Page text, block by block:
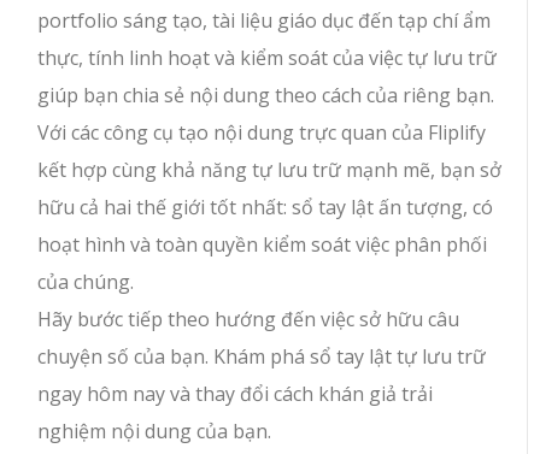
portfolio sáng tạo, tài liệu giáo dục đến tạp chí ẩm
thực, tính linh hoạt và kiểm soát của việc tự lưu trữ
giúp bạn chia sẻ nội dung theo cách của riêng bạn.
Với các công cụ tạo nội dung trực quan của Fliplify
kết hợp cùng khả năng tự lưu trữ mạnh mẽ, bạn sở
hữu cả hai thế giới tốt nhất: sổ tay lật ấn tượng, có
hoạt hình và toàn quyền kiểm soát việc phân phối
của chúng.
Hãy bước tiếp theo hướng đến việc sở hữu câu
chuyện số của bạn. Khám phá sổ tay lật tự lưu trữ
ngay hôm nay và thay đổi cách khán giả trải
nghiệm nội dung của bạn.